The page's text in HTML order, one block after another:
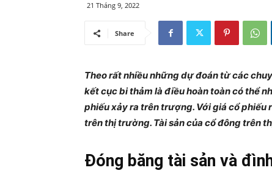
21 Tháng 9, 2022
Share
Theo rất nhiều những dự đoán từ các
kết cục bi thảm là điều hoàn toàn có thể
phiếu xảy ra trên trượng. Với giá cổ phiếu
trên thị trường. Tài sản của cổ đông trên
Đóng băng tài sản và